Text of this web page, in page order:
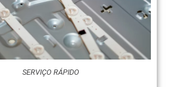
SERVIÇO RÁPIDO